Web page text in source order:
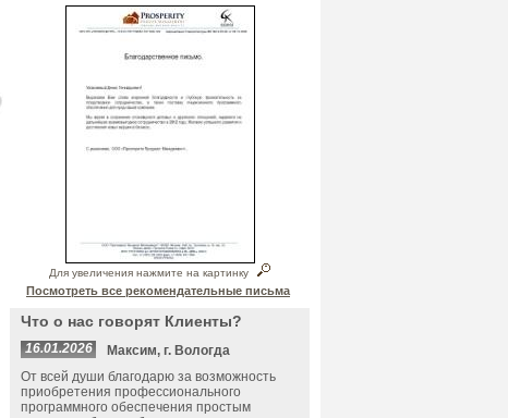
Для увеличения нажмите на картинку
Посмотреть все рекомендательные письма
Что о нас говорят Клиенты?
16.01.2026
Максим, г. Вологда
От всей души благодарю за возможность
приобретения профессионального
программного обеспечения простым